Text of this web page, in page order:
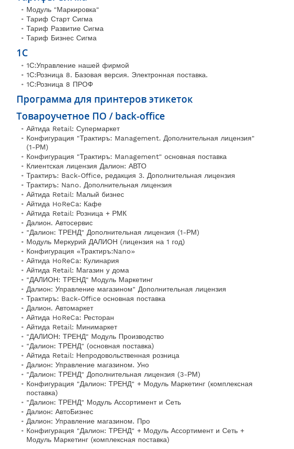
Модуль "Маркировка"
Тариф Старт Сигма
Тариф Развитие Сигма
Тариф Бизнес Сигма
1С
1С:Управление нашей фирмой
1С:Розница 8. Базовая версия. Электронная поставка.
1С:Розница 8 ПРОФ
Программа для принтеров этикеток
Товароучетное ПО / back-office
Айтида Retail: Супермаркет
Конфигурация "Трактиръ: Management. Дополнительная лицензия"
(1-РМ)
Конфигурация "Трактиръ: Management" основная поставка
Клиентская лицензия Далион: АВТО
Трактиръ: Back-Office, редакция 3. Дополнительная лицензия
Трактиръ: Nano. Дополнительная лицензия
Айтида Retail: Малый бизнес
Айтида HoReCa: Кафе
Айтида Retail: Розница + РМК
Далион. Автосервис
"Далион: ТРЕНД" Дополнительная лицензия (1-РМ)
Модуль Меркурий ДАЛИОН (лицензия на 1 год)
Конфигурация «Трактиръ:Nano»
Айтида HoReCa: Кулинария
Айтида Retail: Магазин у дома
"ДАЛИОН: ТРЕНД" Модуль Маркетинг
Далион: Управление магазином" Дополнительная лицензия
Трактиръ: Back-Office основная поставка
Далион. Автомаркет
Айтида HoReCa: Ресторан
Айтида Retail: Минимаркет
"ДАЛИОН: ТРЕНД" Модуль Производство
"Далион: ТРЕНД" (основная поставка)
Айтида Retail: Непродовольственная розница
Далион: Управление магазином. Уно
"Далион: ТРЕНД" Дополнительная лицензия (3-РМ)
Конфигурация "Далион: ТРЕНД" + Модуль Маркетинг (комплексная
поставка)
"Далион: ТРЕНД" Модуль Ассортимент и Сеть
Далион: АвтоБизнес
Далион: Управление магазином. Про
Конфигурация "Далион: ТРЕНД" + Модуль Ассортимент и Сеть +
Модуль Маркетинг (комплексная поставка)